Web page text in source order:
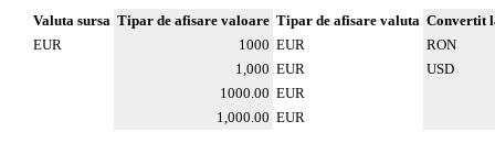
Valuta sursa Tipar de afisare valoare Tipar de afisare valuta Convertit
EUR
1000 EUR
RON
1,000 EUR
USD
1000.00 EUR
1,000.00 EUR